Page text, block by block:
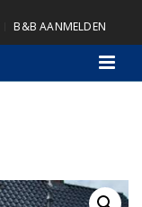
B&B AANMELDEN